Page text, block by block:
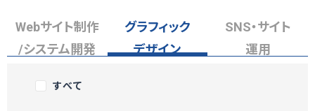
Webサイト制作
/システム開発
グラフィック
デザイン
SNS・サイト
運用
すべて